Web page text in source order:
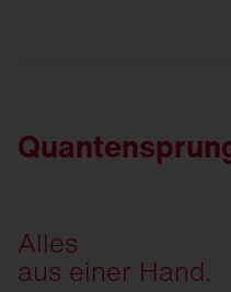
Alles
aus einer Hand.